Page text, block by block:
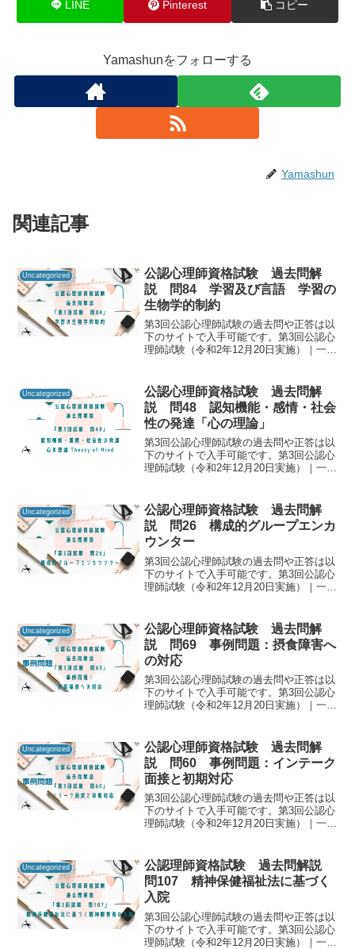
LINE Pinterest コピー
Yamashunをフォローする
Yamashun
関連記事
Uncategorized
公認心理師資格試験 過去問解
説 問84 学習及び言語 学習の
生物学的制約
第3回公認心理師試験の過去問や正答は以
下のサイトで入手可能です。第3回公認心
理師試験（令和2年12月20日実施）｜一般
ることで「自分に必要な知識は何か」を
知るための手が...
Uncategorized
公認心理師資格試験 過去問解
説 問48 認知機能・感情・社会
性の発達「心の理論」
第3回公認心理師試験の過去問や正答は以
下のサイトで入手可能です。第3回公認心
理師試験（令和2年12月20日実施）｜一般
ることで「自分に必要な知識は何か」を
知るための手が...
Uncategorized
公認心理師資格試験 過去問解
説 問26 構成的グループエンカ
ウンター
第3回公認心理師試験の過去問や正答は以
下のサイトで入手可能です。第3回公認心
理師試験（令和2年12月20日実施）｜一般
ることで「自分に必要な知識は何か」を
知るための手が...
Uncategorized
公認心理師資格試験 過去問解
説 問69 事例問題：摂食障害へ
の対応
第3回公認心理師試験の過去問や正答は以
下のサイトで入手可能です。第3回公認心
理師試験（令和2年12月20日実施）｜一般
ることで「自分に必要な知識は何か」を
知るための手が...
Uncategorized
公認心理師資格試験 過去問解
説 問60 事例問題：インテーク
面接と初期対応
第3回公認心理師試験の過去問や正答は以
下のサイトで入手可能です。第3回公認心
理師試験（令和2年12月20日実施）｜一般
ることで「自分に必要な知識は何か」を
知るための手が...
Uncategorized
公認理師資格試験 過去問解説
問107 精神保健福祉法に基づく
入院
第3回公認心理師試験の過去問や正答は以
下のサイトで入手可能です。第3回公認心
理師試験（令和2年12月20日実施）｜一般